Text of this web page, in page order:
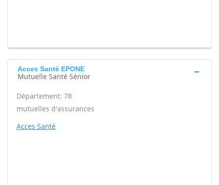
Acces Santé EPONE
Mutuelle Santé Sénior
Département: 78
mutuelles d'assurances
Acces Santé